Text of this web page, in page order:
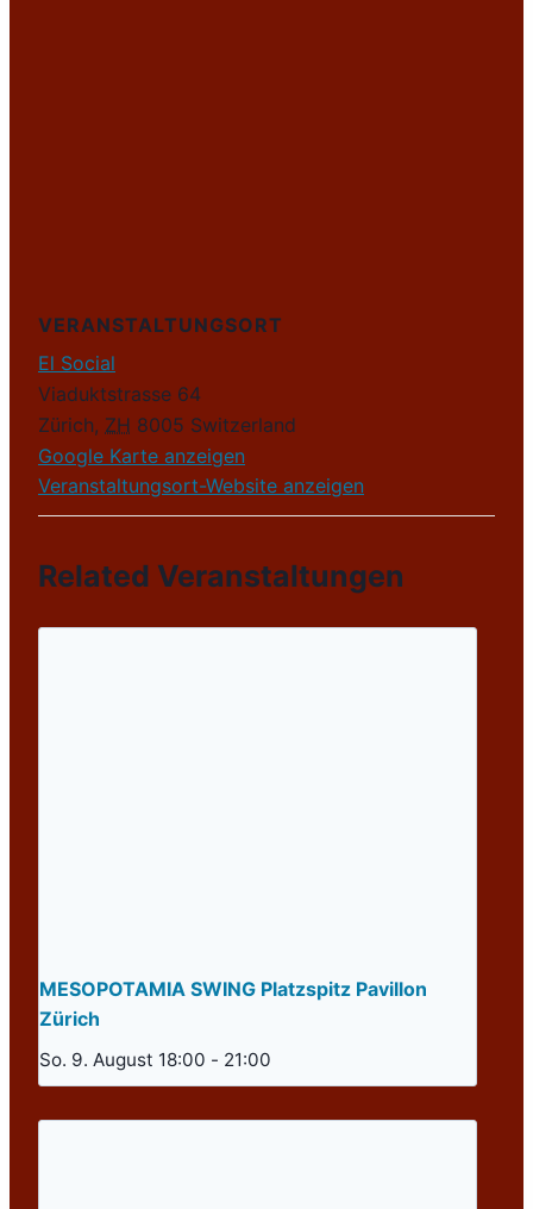
VERANSTALTUNGSORT
El Social
Viaduktstrasse 64
Zürich, ZH 8005 Switzerland
Google Karte anzeigen
Veranstaltungsort-Website anzeigen
Related Veranstaltungen
MESOPOTAMIA SWING Platzspitz Pavillon
Zürich
So. 9. August 18:00 - 21:00